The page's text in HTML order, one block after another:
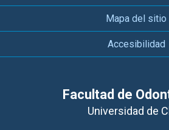
Mapa del sitio
Accesibilidad
Facultad de
Universidad de